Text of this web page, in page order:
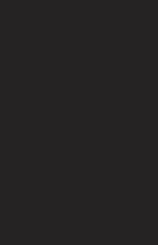
露營組♥賴爺
盒組♥→$699
埔里鎮枇杷里